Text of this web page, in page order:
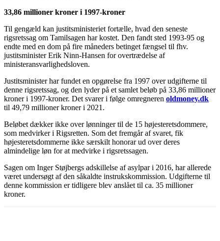
33,86 millioner kroner i 1997-kroner
Til gengæld kan justitsministeriet fortælle, hvad den seneste
rigsretssag om Tamilsagen har kostet. Den fandt sted 1993-95 og
endte med en dom på fire måneders betinget fængsel til fhv.
justitsminister Erik Ninn-Hansen for overtrædelse af
ministeransvarlighedsloven.
Justitsminister har fundet en opgørelse fra 1997 over udgifterne til
denne rigsretssag, og den lyder på et samlet beløb på 33,86 millioner
kroner i 1997-kroner. Det svarer i følge omregneren oldmoney.dk
til 49,79 millioner kroner i 2021.
Beløbet dækker ikke over lønninger til de 15 højesteretsdommere,
som medvirker i Rigsretten. Som det fremgår af svaret, fik
højesteretsdommerne ikke særskilt honorar ud over deres
almindelige løn for at medvirke i rigsretssagen.
Sagen om Inger Støjbergs adskillelse af asylpar i 2016, har allerede
været undersøgt af den såkaldte instrukskommission. Udgifterne til
denne kommission er tidligere blev anslået til ca. 35 millioner
kroner.